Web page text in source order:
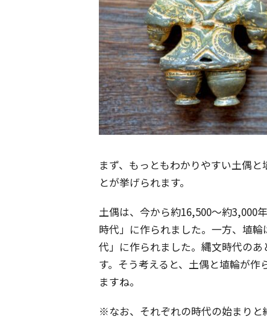
まず、もっともわかりやすい土偶
とが挙げられます。
土偶は、今から約16,500～約3,000
時代」に作られました。一方、埴
代」に作られました。縄文時代の
す。そう考えると、土偶と埴輪が
ますね。
※なお、それぞれの時代の始まりと